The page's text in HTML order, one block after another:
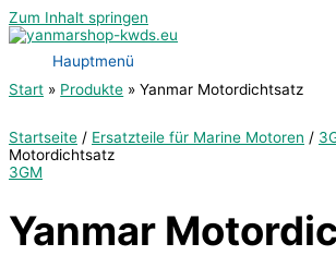
Zum Inhalt springen
Hauptmenü
Start
Produkte Yanmar Motordichtsatz
Startseite / Ersatzteile für Marine Motoren /
Motordichtsatz
3GM
Yanmar